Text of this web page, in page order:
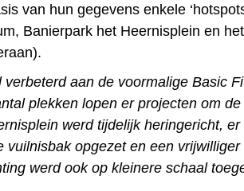
van hun gegevens enkele
Banierpark het Heernisplein en
verbeterd aan de voormalige Basic
plekken lopen er projecten om
werd tijdelijk heringericht,
vuilnisbak opgezet en een
werd ook op kleinere schaal